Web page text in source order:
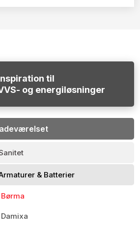
til
og energiløsninger
& Batterier
Børma
Damixa